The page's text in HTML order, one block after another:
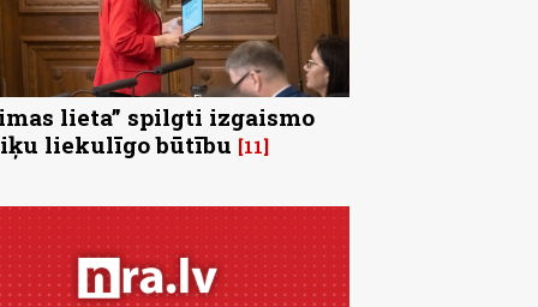
lieta” spilgti izgaismo
liekulīgo būtību
11